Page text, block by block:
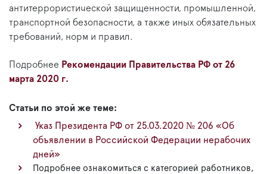
антитеррористической защищенности, промышленной,
транспортной безопасности, а также иных обязательных
требований, норм и правил.
Подробнее Рекомендации Правительства РФ от 26
марта 2020 г.
Статьи по этой же теме:
Указ Президента РФ от 25.03.2020 № 206 «Об
объявлении в Российской Федерации нерабочих
дней»
Подробнее ознакомиться с категорией работников,